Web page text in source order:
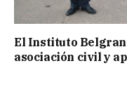
El Instituto
asociación civil y